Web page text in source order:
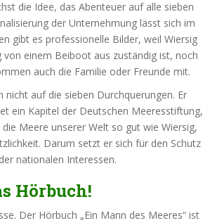
die Idee, das Abenteuer auf alle sieben
der Unternehmung lässt sich im
gibt es professionelle Bilder, weil Wiersig
einem Beiboot aus zuständig ist, noch
auch die Familie oder Freunde mit.
nicht auf die sieben Durchquerungen. Er
ein Kapitel der Deutschen Meeresstiftung,
Meere unserer Welt so gut wie Wiersig,
Darum setzt er sich für den Schutz
nationalen Interessen.
Hörbuch!
Der Hörbuch „Ein Mann des Meeres“ ist